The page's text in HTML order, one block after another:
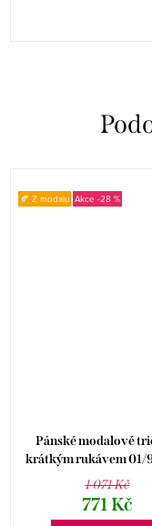
🍂 Z modalu -28 %
Pánské modalové
krátkým rukávem 01/
Fabio
1 071 Kč
771 Kč